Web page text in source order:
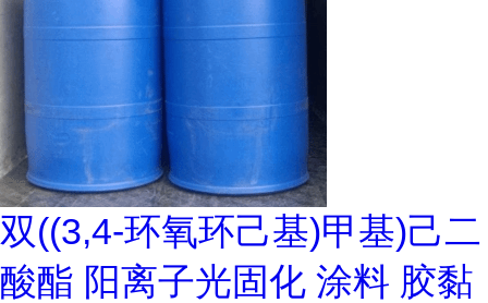
双((3,4-环氧环己基)甲基)己二
酸酯 阳离子光固化 涂料 胶黏